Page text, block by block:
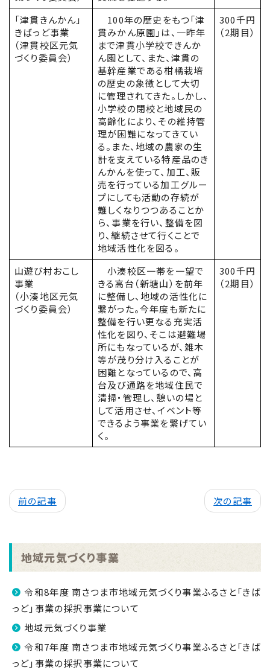
「津貫きんかん」
きばっど事業
（津貫校区元気
づくり委員会）
100年の歴史をもつ「津
貫みかん原園」は、一昨年
まで津貫小学校できんか
ん園として、また、津貫の
基幹産業である柑橘栽培
の歴史の象徴として大切
に管理されてきた。しかし、
小学校の閉校と地域民の
高齢化により、その維持管
理が困難になってきてい
る。また、地域の農家の生
計を支えている特産品のき
んかんを使って、加工、販
売を行っている加工グルー
プにしても活動の存続が
難しくなりつつあることか
ら、事業を行い、整備を図
り、継続させて行くことで
地域活性化を図る。
300千円
（2期目）
山遊び村おこし
事業
（小湊地区元気
づくり委員会）
小湊校区一帯を一望で
きる高台（新塘山）を前年
に整備し、地域の活性化に
繋がった。今年度も新たに
整備を行い更なる充実活
性化を図り、そこは避難場
所にもなっているが、雑木
等が茂り分け入ることが
困難となっているので、高
台及び通路を地域住民で
清掃・管理し、憩いの場と
して活用させ、イベント等
できるよう事業を繋げてい
く。
300千円
（2期目）
前の記事 次の記事
地域元気づくり事業
令和8年度 南さつま市地域元気づくり事業ふるさと「きば
っど」事業の採択事業について
地域元気づくり事業
令和7年度 南さつま市地域元気づくり事業ふるさと「きば
っど」事業の採択事業について